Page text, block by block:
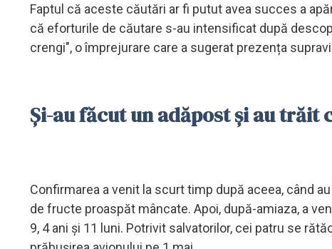
Faptul că aceste căutări ar fi putut avea succes a
că eforturile de căutare s-au intensificat după
crengi", o împrejurare care a sugerat prezența
Și-au făcut un adăpost și au trăit
Confirmarea a venit la scurt timp după aceea, când
de fructe proaspăt mâncate. Apoi, după-amiaza, a
9, 4 ani și 11 luni. Potrivit salvatorilor, cei patru se